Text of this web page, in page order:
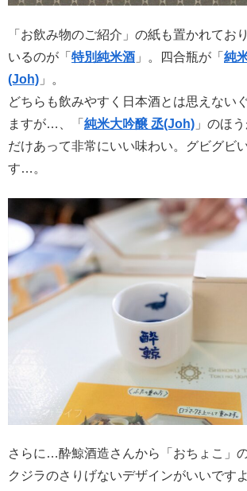
「お飲み物のご紹介」の紙も置かれてお
いるのが「 特別純米酒 」。四合瓶が「 純
(Joh) 」。
どちらも飲みやすく日本酒とは思えない
ますが…、「 純米大吟醸 丞(Joh) 」のほ
だけあって非常にいい味わい。グビグビ
す…。
さらに…酔鯨酒造さんから「おちょこ」
クジラのさりげないデザインがいいですよ